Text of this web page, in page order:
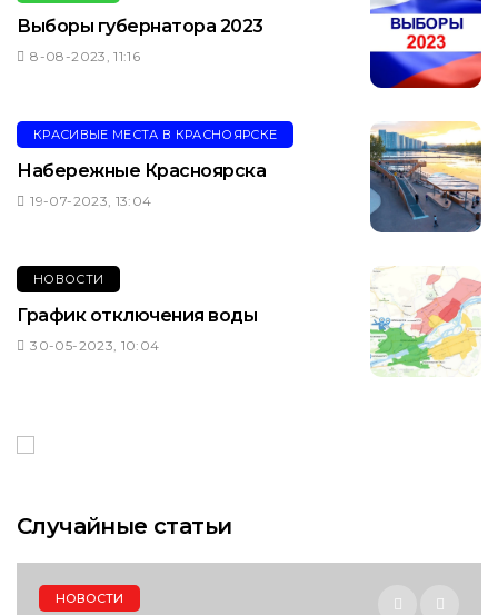
Выборы губернатора 2023
8-08-2023, 11:16
КРАСИВЫЕ МЕСТА В КРАСНОЯРСКЕ
Набережные Красноярска
19-07-2023, 13:04
НОВОСТИ
График отключения воды
30-05-2023, 10:04
Случайные статьи
НОВОСТИ